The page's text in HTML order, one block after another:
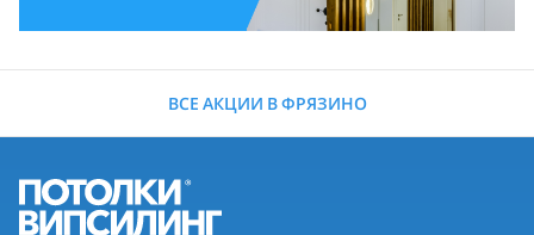
ВСЕ АКЦИИ В ФРЯЗИНО